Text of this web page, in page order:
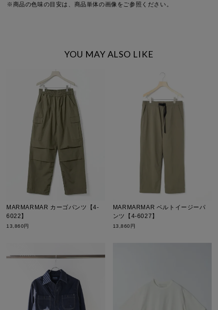
※商品の色味の目安は、商品単体の画像をご参照ください。
YOU MAY ALSO LIKE
MARMARMAR カーゴパンツ【4-
6022】
13,860円
MARMARMAR ベルトイージーパ
ンツ【4-6027】
13,860円